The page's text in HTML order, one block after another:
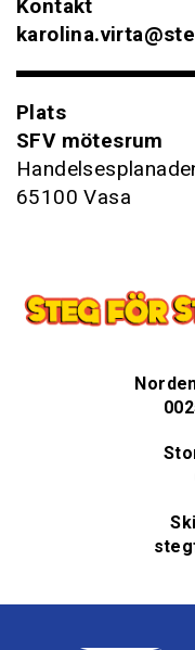
Kontakt
Plats
SFV mötesrum
65100 Vasa